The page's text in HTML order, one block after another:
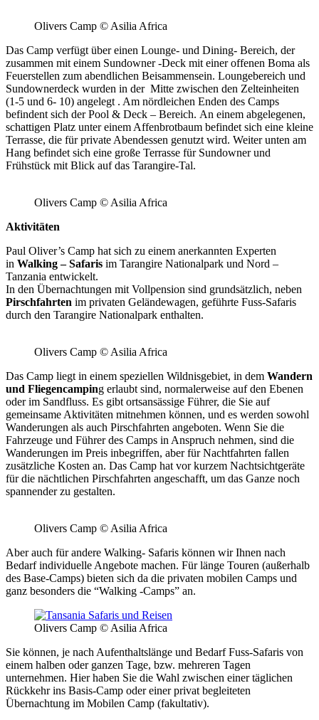
Olivers Camp © Asilia Africa
Das Camp verfügt über einen Lounge- und Dining- Bereich, der
zusammen mit einem Sundowner -Deck mit einer offenen Boma als
Feuerstellen zum abendlichen Beisammensein. Loungebereich und
Sundownerdeck wurden in der Mitte zwischen den Zelteinheiten
(1-5 und 6- 10) angelegt . Am nördleichen Enden des Camps
befindent sich der Pool & Deck – Bereich. An einem abgelegenen,
schattigen Platz unter einem Affenbrotbaum befindet sich eine kleine
Terrasse, die für private Abendessen genutzt wird. Weiter unten am
Hang befindet sich eine große Terrasse für Sundowner und
Frühstück mit Blick auf das Tarangire-Tal.
Olivers Camp © Asilia Africa
Aktivitäten
Paul Oliver’s Camp hat sich zu einem anerkannten Experten
in Walking – Safaris im Tarangire Nationalpark und Nord –
Tanzania entwickelt.
In den Übernachtungen mit Vollpension sind grundsätzlich, neben
Pirschfahrten im privaten Geländewagen, geführte Fuss-Safaris
durch den Tarangire Nationalpark enthalten.
Olivers Camp © Asilia Africa
Das Camp liegt in einem speziellen Wildnisgebiet, in dem Wandern
und Fliegencamping erlaubt sind, normalerweise auf den Ebenen
oder im Sandfluss. Es gibt ortsansässige Führer, die Sie auf
gemeinsame Aktivitäten mitnehmen können, und es werden sowohl
Wanderungen als auch Pirschfahrten angeboten. Wenn Sie die
Fahrzeuge und Führer des Camps in Anspruch nehmen, sind die
Wanderungen im Preis inbegriffen, aber für Nachtfahrten fallen
zusätzliche Kosten an. Das Camp hat vor kurzem Nachtsichtgeräte
für die nächtlichen Pirschfahrten angeschafft, um das Ganze noch
spannender zu gestalten.
Olivers Camp © Asilia Africa
Aber auch für andere Walking- Safaris können wir Ihnen nach
Bedarf individuelle Angebote machen. Für länge Touren (außerhalb
des Base-Camps) bieten sich da die privaten mobilen Camps und
ganz besonders die “Walking -Camps” an.
Olivers Camp © Asilia Africa
Sie können, je nach Aufenthaltslänge und Bedarf Fuss-Safaris von
einem halben oder ganzen Tage, bzw. mehreren Tagen
unternehmen. Hier haben Sie die Wahl zwischen einer täglichen
Rückkehr ins Basis-Camp oder einer privat begleiteten
Übernachtung im Mobilen Camp (fakultativ).